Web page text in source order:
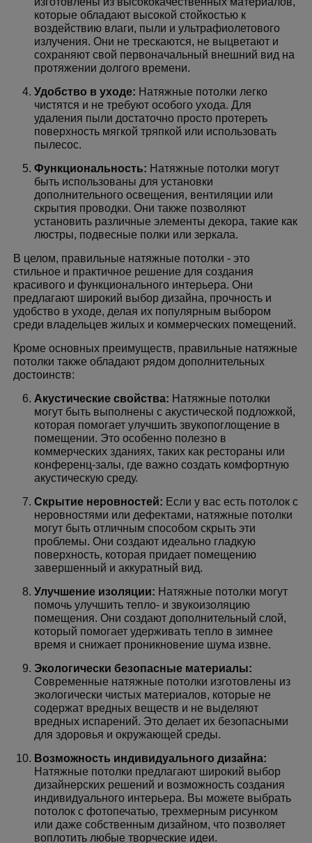
которые обладают высокой стойкостью к
воздействию влаги, пыли и ультрафиолетового
излучения. Они не трескаются, не выцветают и
сохраняют свой первоначальный внешний вид на
протяжении долгого времени.
Удобство в уходе: Натяжные потолки легко
чистятся и не требуют особого ухода. Для
удаления пыли достаточно просто протереть
поверхность мягкой тряпкой или использовать
пылесос.
Функциональность: Натяжные потолки могут
быть использованы для установки
дополнительного освещения, вентиляции или
скрытия проводки. Они также позволяют
установить различные элементы декора, такие как
люстры, подвесные полки или зеркала.
В целом, правильные натяжные потолки - это
стильное и практичное решение для создания
красивого и функционального интерьера. Они
предлагают широкий выбор дизайна, прочность и
удобство в уходе, делая их популярным выбором
среди владельцев жилых и коммерческих помещений.
Кроме основных преимуществ, правильные натяжные
потолки также обладают рядом дополнительных
достоинств:
Акустические свойства: Натяжные потолки
могут быть выполнены с акустической подложкой,
которая помогает улучшить звукопоглощение в
помещении. Это особенно полезно в
коммерческих зданиях, таких как рестораны или
конференц-залы, где важно создать комфортную
акустическую среду.
Скрытие неровностей: Если у вас есть потолок с
неровностями или дефектами, натяжные потолки
могут быть отличным способом скрыть эти
проблемы. Они создают идеально гладкую
поверхность, которая придает помещению
завершенный и аккуратный вид.
Улучшение изоляции: Натяжные потолки могут
помочь улучшить тепло- и звукоизоляцию
помещения. Они создают дополнительный слой,
который помогает удерживать тепло в зимнее
время и снижает проникновение шума извне.
Экологически безопасные материалы:
Современные натяжные потолки изготовлены из
экологически чистых материалов, которые не
содержат вредных веществ и не выделяют
вредных испарений. Это делает их безопасными
для здоровья и окружающей среды.
Возможность индивидуального дизайна:
Натяжные потолки предлагают широкий выбор
дизайнерских решений и возможность создания
индивидуального интерьера. Вы можете выбрать
потолок с фотопечатью, трехмерным рисунком
или даже собственным дизайном, что позволяет
воплотить любые творческие идеи.